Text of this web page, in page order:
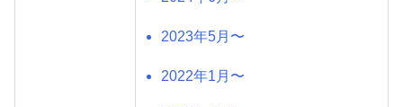
2023年5月〜
2022年1月〜